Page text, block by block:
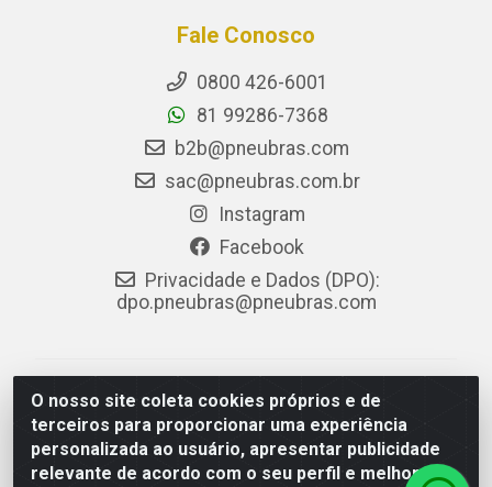
O nosso site coleta cookies próprios e de
terceiros para proporcionar uma experiência
personalizada ao usuário, apresentar publicidade
relevante de acordo com o seu perfil e melhorar a
Fale Conosco
0800 426-6001
81 99286-7368
b2b@pneubras.com
sac@pneubras.com.br
Instagram
Facebook
Privacidade e Dados (DPO):
dpo.pneubras@pneubras.com
PneuBras - Rodovia BR-101, KM 82 - Prazeres,
Jaboatão dos Guararapes/PE - CEP 54.335-000 - CNPJ
08.678.386/0001-05 - Pneubras Comércio de Pneus
Ltda